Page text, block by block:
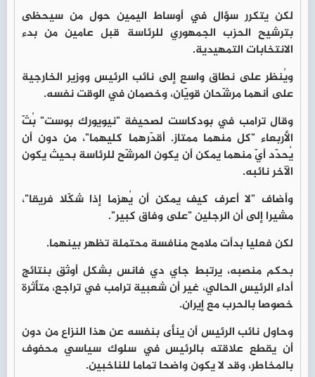
لكن يتكرر سؤال في أوساط اليمين حول من سيحظى
بترشيح الحزب الجمهوري للرئاسة قبل عامين من بدء
الانتخابات التمهيدية.
ويُنظر على نطاق واسع إلى نائب الرئيس ووزير الخارجية
على أنهما مرشّحان قويّان، وخصمان في الوقت نفسه.
وقال ترامب في بودكاست لصحيفة "نيويورك بوست" بُثّ
الأربعاء "كل منهما ممتاز. أقدّرهما كليهما"، من دون أن
يُحدّد أيّ منهما يمكن أن يكون المرشّح للرئاسة بحيث يكون
الآخر نائبه.
وأضاف "لا أعرف كيف يمكن أن يُهزما إذا شكّلا فريقا"،
مشيرا إلى أن الرجلين "على وفاق كبير".
لكن فعليا بدأت ملامح منافسة محتملة تظهر بينهما.
بحكم منصبه، يرتبط جاي دي فانس بشكل أوثق بنتائج
أداء الرئيس الحالي، غير أن شعبية ترامب في تراجع، متأثرة
خصوصا بالحرب مع إيران.
وحاول نائب الرئيس أن ينأى بنفسه عن هذا النزاع من دون
أن يقطع علاقته بالرئيس في سلوك سياسي محفوف
بالمخاطر، وقد لا يكون واضحا تماما للناخبين.